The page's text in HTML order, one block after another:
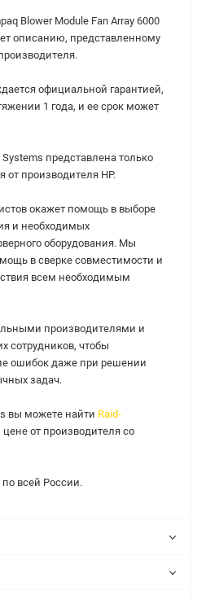
Blower Module Fan Array 6000
описанию, представленному
официальной гарантией,
1 года, и ее срок может
представлена только
от производителя HP.
окажет помощь в выборе
и необходимых
оборудования. Мы
в сверке совместимости и
всем необходимым
производителями и
сотрудников, чтобы
ошибок даже при решении
задач.
вы можете найти Raid-
от производителя со
всей России.